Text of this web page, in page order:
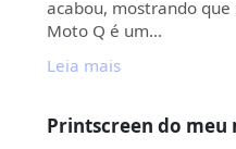
acabou, mostrando
Moto Q é um…
Leia mais
Printscreen do meu